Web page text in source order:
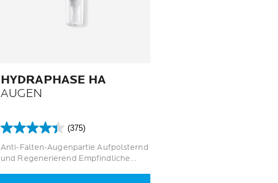
HYDRAPHASE HA
AUGEN
(375)
4.4
von
5
Anti-Falten-Augenpartie Aufpolsternd
und Regenerierend Empfindliche